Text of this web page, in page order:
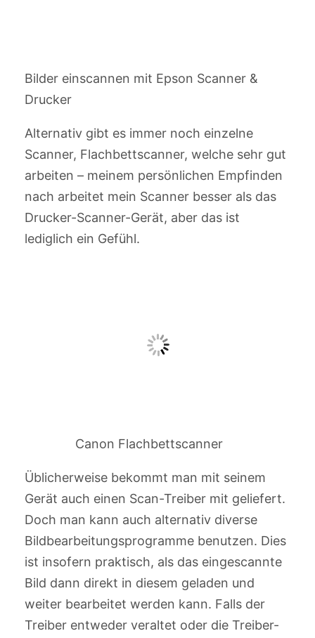
Bilder einscannen mit Epson Scanner &
Drucker
Alternativ gibt es immer noch einzelne
Scanner, Flachbettscanner, welche sehr gut
arbeiten – meinem persönlichen Empfinden
nach arbeitet mein Scanner besser als das
Drucker-Scanner-Gerät, aber das ist
lediglich ein Gefühl.
Canon Flachbettscanner
Üblicherweise bekommt man mit seinem
Gerät auch einen Scan-Treiber mit geliefert.
Doch man kann auch alternativ diverse
Bildbearbeitungsprogramme benutzen. Dies
ist insofern praktisch, als das eingescannte
Bild dann direkt in diesem geladen und
weiter bearbeitet werden kann. Falls der
Treiber entweder veraltet oder die Treiber-